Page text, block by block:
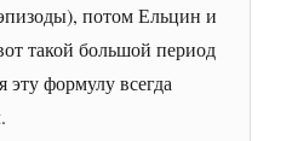
потом Ельцин и
такой большой период
формулу всегда